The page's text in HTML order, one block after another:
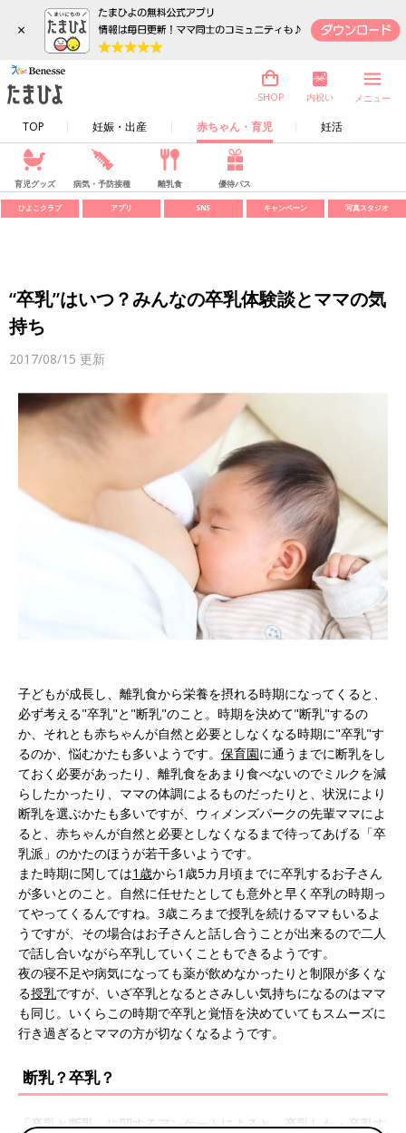
×
TOP 妊娠・出産 赤ちゃん・育児 妊活
SHOP 内祝い メニュー
育児グッズ 病気・予防接種 離乳食 優待パス
ひよこクラブ アプリ SNS キャンペーン 写真スタジオ
“卒乳”はいつ？みんなの卒乳体験談とママの気
持ち
2017/08/15 更新
子どもが成長し、離乳食から栄養を摂れる時期になってくると、
必ず考える"卒乳"と"断乳"のこと。時期を決めて"断乳"するの
か、それとも赤ちゃんが自然と必要としなくなる時期に"卒乳"す
るのか、悩むかたも多いようです。 保育園に通うまでに断乳をし
ておく必要があったり、離乳食をあまり食べないのでミルクを減
らしたかったり、ママの体調によるものだったりと、状況により
断乳を選ぶかたも多いですが、ウィメンズパークの先輩ママによ
ると、赤ちゃんが自然と必要としなくなるまで待ってあげる「卒
乳派」のかたのほうが若干多いようです。
また時期に関しては1歳から1歳5カ月頃までに卒乳するお子さん
が多いとのこと。自然に任せたとしても意外と早く卒乳の時期っ
てやってくるんですね。3歳ころまで授乳を続けるママもいるよ
うですが、その場合はお子さんと話し合うことが出来るので二人
で話し合いながら卒乳していくこともできるようです。
夜の寝不足や病気になっても薬が飲めなかったりと制限が多くな
る授乳ですが、いざ卒乳となるとさみしい気持ちになるのはママ
も同じ。いくらこの時期で卒乳と覚悟を決めていてもスムーズに
行き過ぎるとママの方が切なくなるようです。
断乳？卒乳？
「卒乳と断乳」に関するアンケートによると、卒乳した・卒乳す